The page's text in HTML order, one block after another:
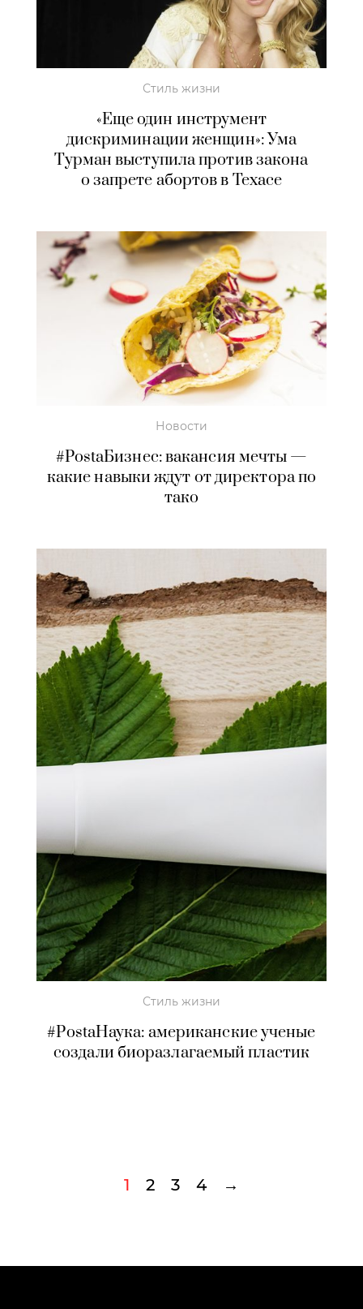
Стиль жизни
«Еще один инструмент
дискриминации женщин»: Ума
Турман выступила против закона
о запрете абортов в Техасе
Новости
#PostaБизнес: вакансия мечты —
какие навыки ждут от директора по
тако
Стиль жизни
#PostaНаука: американские ученые
создали биоразлагаемый пластик
1 2 3 4 →